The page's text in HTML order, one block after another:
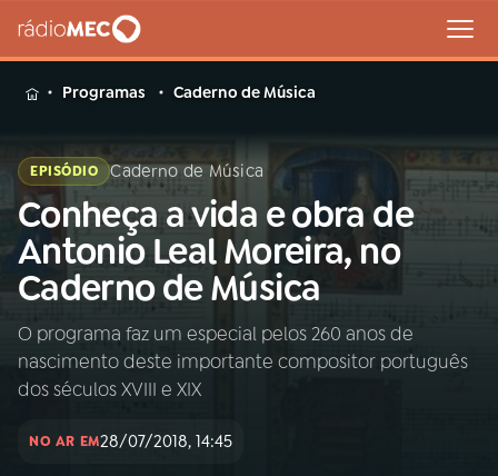
MENU
Buscar
na
Rádio
MEC
Buscar
Início AO VIVO
Programas Caderno de Música
EPISÓDIO Caderno de Música
Conheça a vida e obra de
Antonio Leal Moreira, no
Caderno de Música
O programa faz um especial pelos 260 anos de
nascimento deste importante compositor português
dos séculos XVIII e XIX
NO AR EM28/07/2018, 14:45